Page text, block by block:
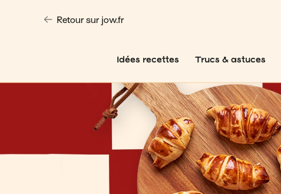
Retour sur jow.fr
Idées recettes Trucs & astuces